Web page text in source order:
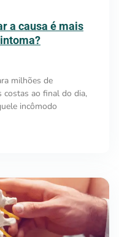
a causa é mais
milhões de
costas ao final do dia,
incômodo